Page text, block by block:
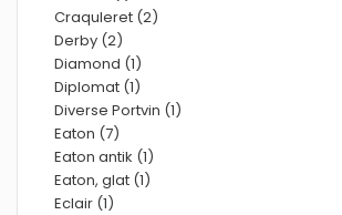
Craquleret (2)
Derby (2)
Diamond (1)
Diplomat (1)
Diverse Portvin (1)
Eaton (7)
Eaton antik (1)
Eaton, glat (1)
Eclair (1)